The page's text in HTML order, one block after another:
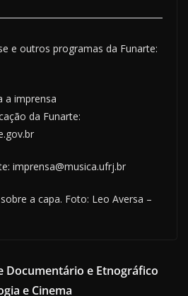
e outros programas da Funarte:
a imprensa
da Funarte:
imprensa@musica.ufrj.br
a capa. Foto: Leo Aversa –
Documentário e Etnográfico
e Cinema